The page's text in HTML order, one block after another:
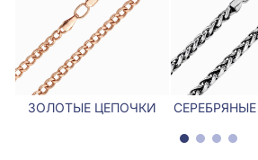
ЗОЛОТЫЕ ЦЕПОЧКИ